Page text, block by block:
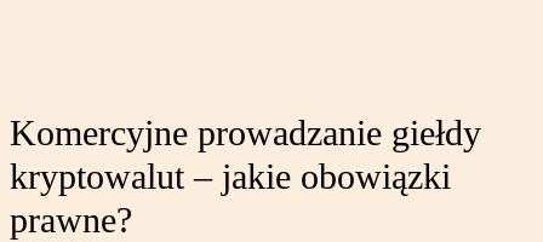
Komercyjne prowadzanie giełdy
kryptowalut – jakie obowiązki
prawne?